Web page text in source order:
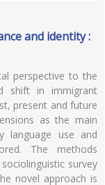
and identity :
perspective to the
shift in immigrant
present and future
as the main
language use and
The methods
survey
novel approach is